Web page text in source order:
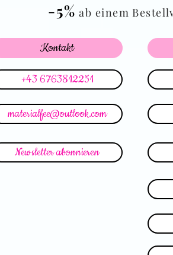
-5% ab einem
Kontakt
+43 6763812251
materialfee@outlook.com
Newsletter abonnieren